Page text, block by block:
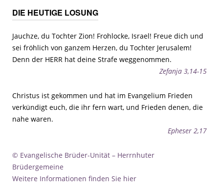
DIE HEUTIGE LOSUNG
Jauchze, du Tochter Zion! Frohlocke, Israel! Freue dich und
sei fröhlich von ganzem Herzen, du Tochter Jerusalem!
Denn der HERR hat deine Strafe weggenommen.
Zefanja 3,14-15
Christus ist gekommen und hat im Evangelium Frieden
verkündigt euch, die ihr fern wart, und Frieden denen, die
nahe waren.
Epheser 2,17
© Evangelische Brüder-Unität – Herrnhuter
Brüdergemeine
Weitere Informationen finden Sie hier